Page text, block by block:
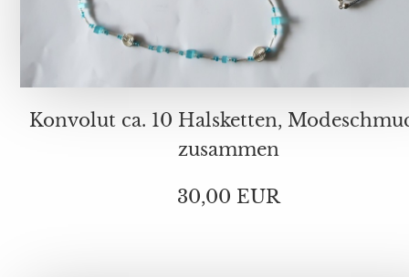
Konvolut ca. 10 Halsketten, Modeschmuck,
zusammen
30,00 EUR